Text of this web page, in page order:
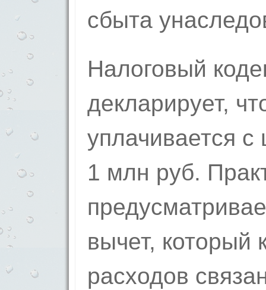
сбыта
Налоговый
декларирует,
уплачивается
1 млн руб.
вычет, который
расходов